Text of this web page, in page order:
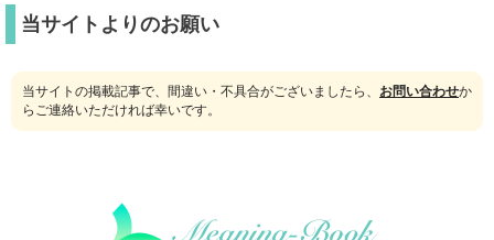
当サイトよりのお願い
当サイトの掲載記事で、間違い・不具合がございましたら、 お問い合わせか
らご連絡いただければ幸いです。